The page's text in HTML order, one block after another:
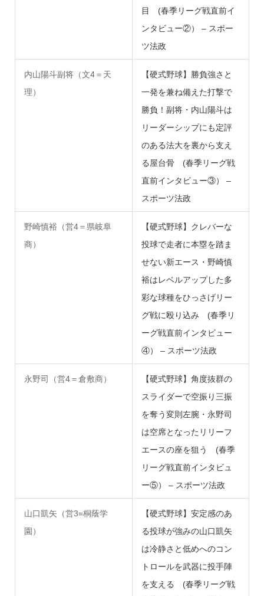
目 (春季リーグ戦直前イ
ンタビュー②） – スポー
ツ法政
内山陽斗副将（文4＝天
理）
【硬式野球】勝負強さと
一発を兼ね備えた打撃で
勝負！副将・内山陽斗は
リーダーシップにも定評
のある法大を裏から支え
る屋台骨 (春季リーグ戦
直前インタビュー③） –
スポーツ法政
野崎慎裕（営4＝県岐阜
商）
【硬式野球】クレバーな
投球で走者に本塁を踏ま
せない新エース・野崎慎
裕はレベルアップした多
彩な球種をひっさげリー
グ戦に殴り込み (春季リ
ーグ戦直前インタビュー
④） – スポーツ法政
永野司（営4＝倉敷商）
【硬式野球】角度抜群の
スライダーで空振り三振
を奪う変則左腕・永野司
は空席となったリリーフ
エースの座を狙う (春季
リーグ戦直前インタビュ
ー⑤） – スポーツ法政
山口凱矢（営3=桐蔭学
園）
【硬式野球】安定感のあ
る投球が強みの山口凱矢
は冷静さと低めへのコン
トロールを武器に投手陣
を支える (春季リーグ戦